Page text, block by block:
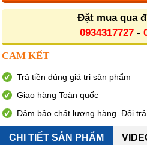
Đặt mua qua
0934317727-
CAM KẾT
Trả tiền đúng giá trị sản phẩm
Giao hàng Toàn quốc
Đảm bảo chất lượng hàng. Đổi
CHI TIẾT SẢN PHẨM